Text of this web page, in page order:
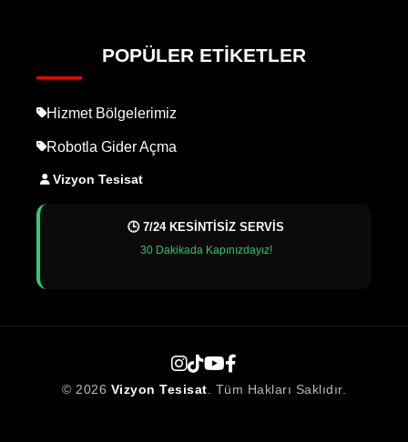
POPÜLER ETIKETLER
Hizmet Bölgelerimiz
Robotla Gider Açma
Vizyon Tesisat
🕒 7/24 KESİNTİSİZ SERVİS
30 Dakikada Kapınızdayız!
© 2026 Vizyon Tesisat. Tüm Hakları Saklıdır.